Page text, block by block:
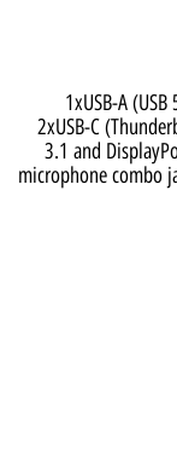
1xUSB-A
2xUSB-C
3.1 and
microphone combo